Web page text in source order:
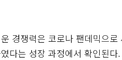
경쟁력은 코로나 팬데믹으
다는 성장 과정에서 확인된다.